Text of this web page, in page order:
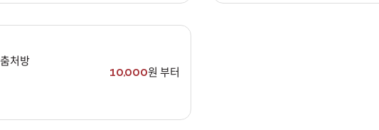
처방
10,000원 부터